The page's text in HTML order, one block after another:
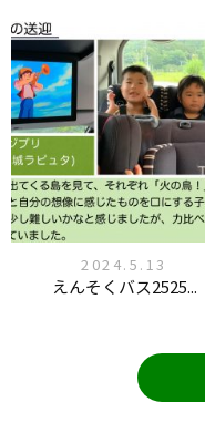
2024.5.13
えんそくバス2525...